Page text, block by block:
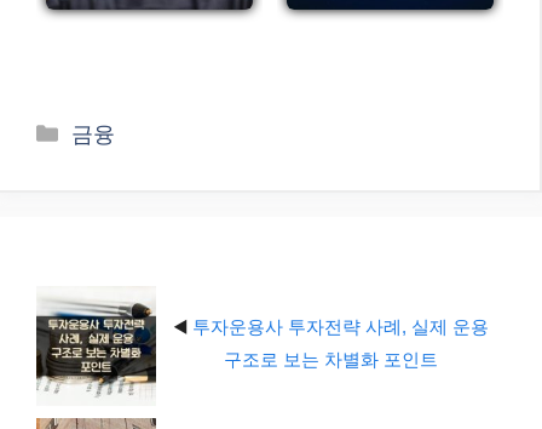
카
금융
◀️ 투자운용사 투자전략 사례, 실제 운용
구조로 보는 차별화 포인트